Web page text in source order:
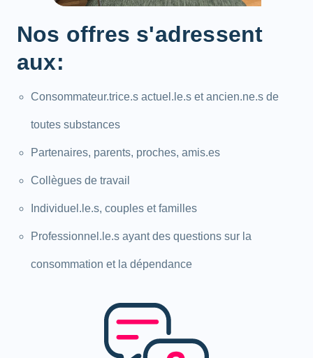
Nos offres s'adressent
aux:
Consommateur.trice.s actuel.le.s et ancien.ne.s de
toutes substances
Partenaires, parents, proches, amis.es
Collègues de travail
Individuel.le.s, couples et familles
Professionnel.le.s ayant des questions sur la
consommation et la dépendance